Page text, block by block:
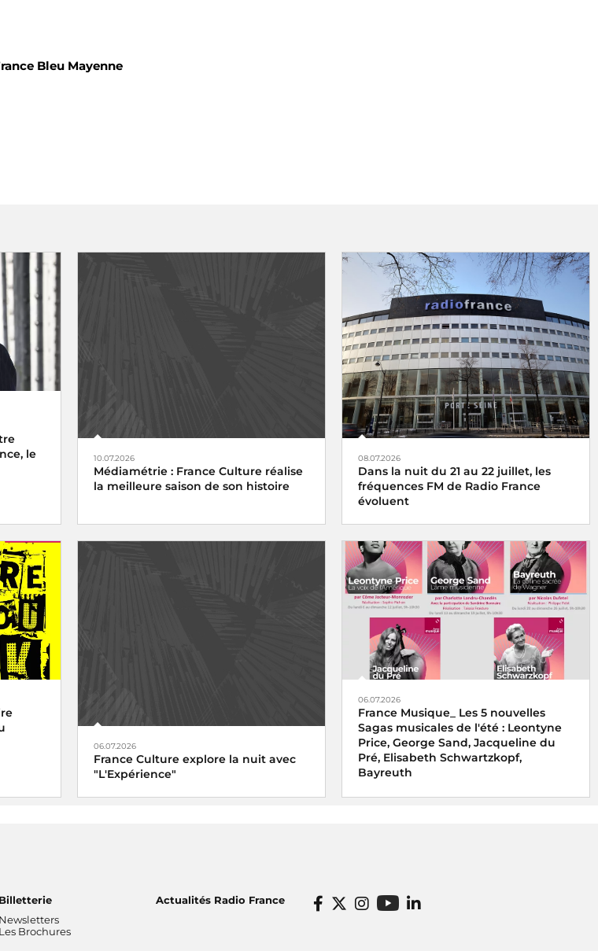
Bleu Mayenne
le
10.07.2026
Médiamétrie : France Culture réalise
la meilleure saison de son histoire
08.07.2026
Dans la nuit du 21 au 22 juillet, les
fréquences FM de Radio France
évoluent
06.07.2026
France Culture explore la nuit avec
"L'Expérience"
06.07.2026
France Musique_ Les 5 nouvelles
Sagas musicales de l'été : Leontyne
Price, George Sand, Jacqueline du
Pré, Elisabeth Schwartzkopf,
Bayreuth
Billetterie
Newsletters
Les Brochures
Actualités Radio France